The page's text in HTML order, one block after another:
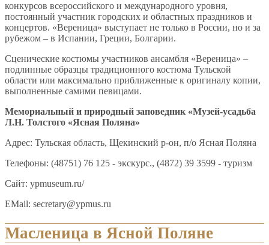
конкурсов всероссийского и международного уровня,
постоянный участник городских и областных праздников и
концертов. «Вереница» выступает не только в России, но и за
рубежом – в Испании, Греции, Болгарии.
Сценические костюмы участников ансамбля «Вереница» –
подлинные образцы традиционного костюма Тульской
области или максимально приближенные к оригиналу копии,
выполненные самими певицами.
Мемориальный и природный заповедник «Музей-усадьба
Л.Н. Толстого «Ясная Поляна»
Адрес: Тульская область, Щекинский р-он, п/о Ясная Поляна
Телефоны: (48751) 76 125 - экскурс., (4872) 39 3599 - туризм
Сайт: ypmuseum.ru/
EMail: secretary@ypmus.ru
Масленица в Ясной Поляне